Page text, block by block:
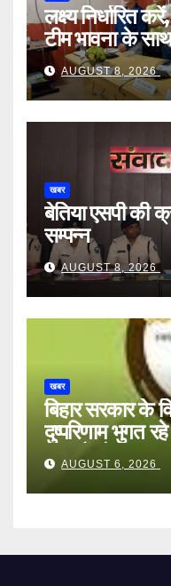
लक्ष्य निर्धारित
टीम भावना के
AUGUST 8, 2026
खबर
बेतिया एसपी की
सम्पन्न
AUGUST 8, 2026
खबर
बिहार सरकार के
दुष्परिणाम भुगत
अन्य हैं मौन
AUGUST 6, 2026